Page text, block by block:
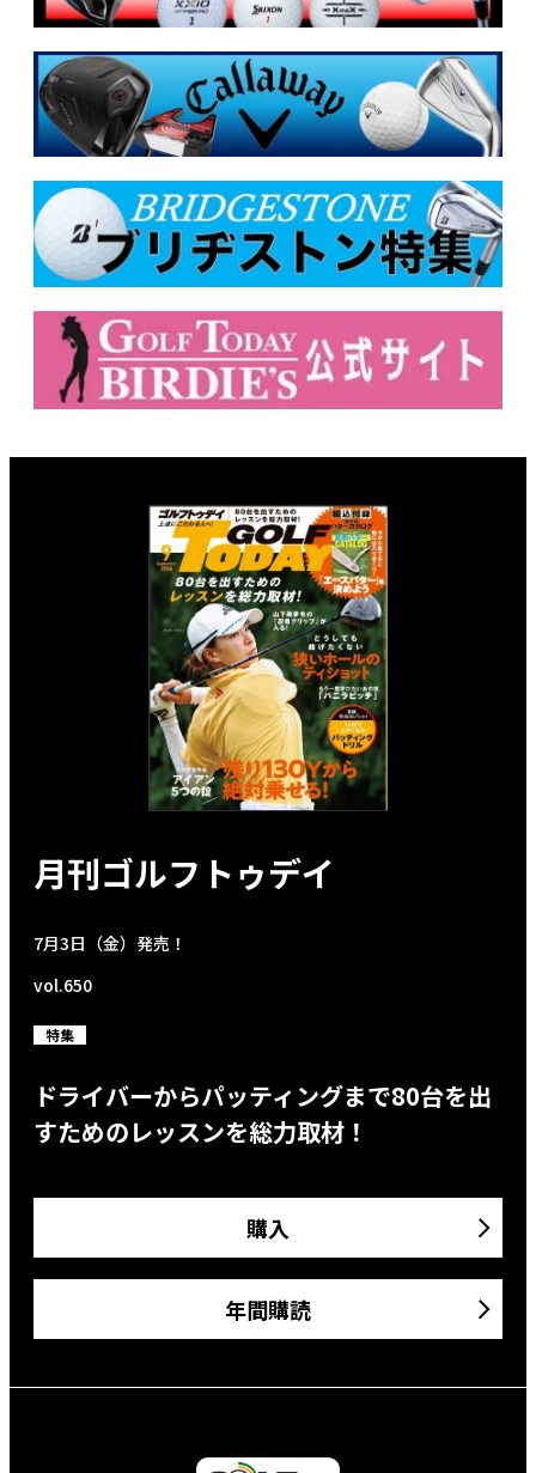
月刊ゴルフトゥデイ
7月3日（金）発売！
vol.650
特集
ドライバーからパッティングまで80台を出
すためのレッスンを総力取材！
購入
年間購読